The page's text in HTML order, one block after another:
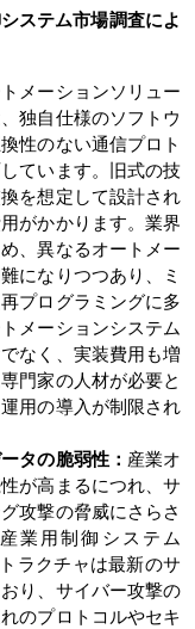
ステム市場調査によ
メーションソリュー
独自仕様のソフトウ
性のない通信プロト
ています。旧式の技
を想定して設計され
がかかります。業界
、異なるオートメー
になりつつあり、ミ
プログラミングに多
メーションシステム
なく、実装費用も増
門家の人材が必要と
用の導入が制限され
タの脆弱性： 産業オ
が高まるにつれ、サ
攻撃の脅威にさらさ
業用制御システム
ラクチャは最新のサ
り、サイバー攻撃の
のプロトコルやセキ